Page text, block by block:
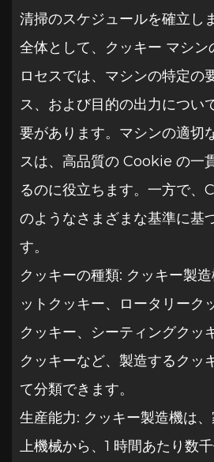
清掃のスケジュールを確立し
全体として、クッキー マシ
ロセスでは、マシンの特定の
ス、および目的の出力につい
要があります。マシンの適切
スは、高品質の Cookie の一
るのに役立ちます。一方で、
のようなさまざまな基準に基
す。
クッキーの種類: クッキー製
ットクッキー、ロータリーク
クッキー、シーティングクッ
クッキーなど、製造するクッ
て分類できます。
生産能力: クッキー製造機は
上機械から、1 時間あたり数